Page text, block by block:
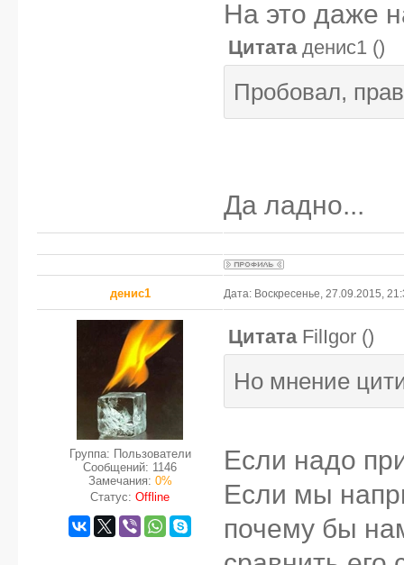
На это даже
Цитата денис1 ()
Пробовал,
Да ладно...
денис1 Дата: Воскресенье, 27.09.2015,
Группа: Пользователи
Сообщений: 1146
Замечания: 0%
Статус: Offline
Цитата FilIgor ()
Но мнение
Если надо
Если мы
почему бы